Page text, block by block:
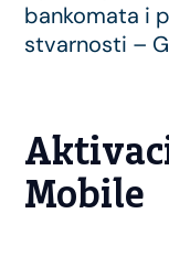
bankomata i
stvarnosti –
Mobile